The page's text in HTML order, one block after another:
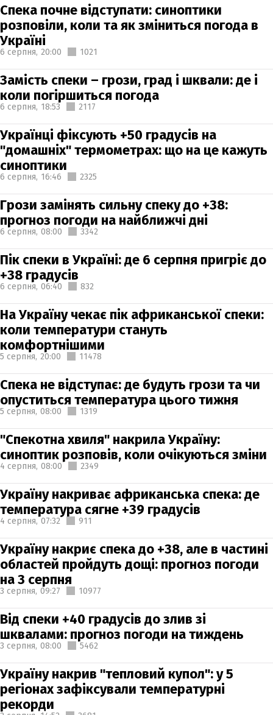
Спека почне відступати: синоптики
розповіли, коли та як зміниться погода в
Україні
6 серпня, 20:00 1021
Замість спеки – грози, град і шквали: де і
коли погіршиться погода
6 серпня, 18:53 2117
Українці фіксують +50 градусів на
"домашніх" термометрах: що на це кажуть
синоптики
6 серпня, 16:46 2325
Грози замінять сильну спеку до +38:
прогноз погоди на найближчі дні
6 серпня, 08:00 3342
Пік спеки в Україні: де 6 серпня пригріє до
+38 градусів
6 серпня, 06:40 832
На Україну чекає пік африканської спеки:
коли температури стануть
комфортнішими
5 серпня, 20:00 11478
Спека не відступає: де будуть грози та чи
опуститься температура цього тижня
5 серпня, 08:00 1319
"Спекотна хвиля" накрила Україну:
синоптик розповів, коли очікуються зміни
4 серпня, 08:00 2349
Україну накриває африканська спека: де
температура сягне +39 градусів
4 серпня, 07:32 911
Україну накриє спека до +38, але в частині
областей пройдуть дощі: прогноз погоди
на 3 серпня
3 серпня, 09:27 10977
Від спеки +40 градусів до злив зі
шквалами: прогноз погоди на тиждень
3 серпня, 08:00 5462
Україну накрив "тепловий купол": у 5
регіонах зафіксували температурні
рекорди